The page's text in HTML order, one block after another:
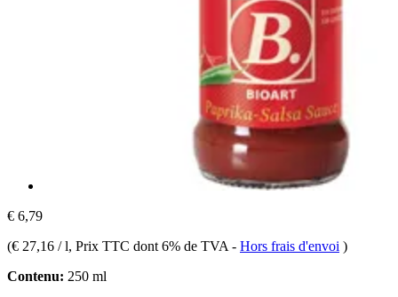
€ 6,79
(€ 27,16 / l, Prix TTC dont 6% de TVA - Hors frais d'envoi )
Contenu: 250 ml